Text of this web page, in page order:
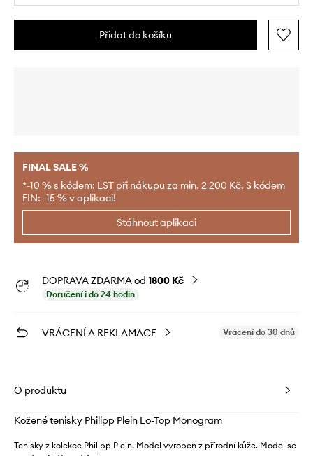
Přidat do košíku
FINAL SALE %
*-10 % s kódem: LST při nákupu za min. 2 200 Kč. S kódem
FIN: -15 % v aplikaci!
Stáhnout aplikaci
DOPRAVA ZDARMA od 1800 Kč
Doručení i do 24 hodin
VRÁCENÍ A REKLAMACE Vrácení do 30 dnů
O produktu
Kožené tenisky Philipp Plein Lo-Top Monogram
Tenisky z kolekce Philipp Plein. Model vyroben z přírodní kůže. Model se